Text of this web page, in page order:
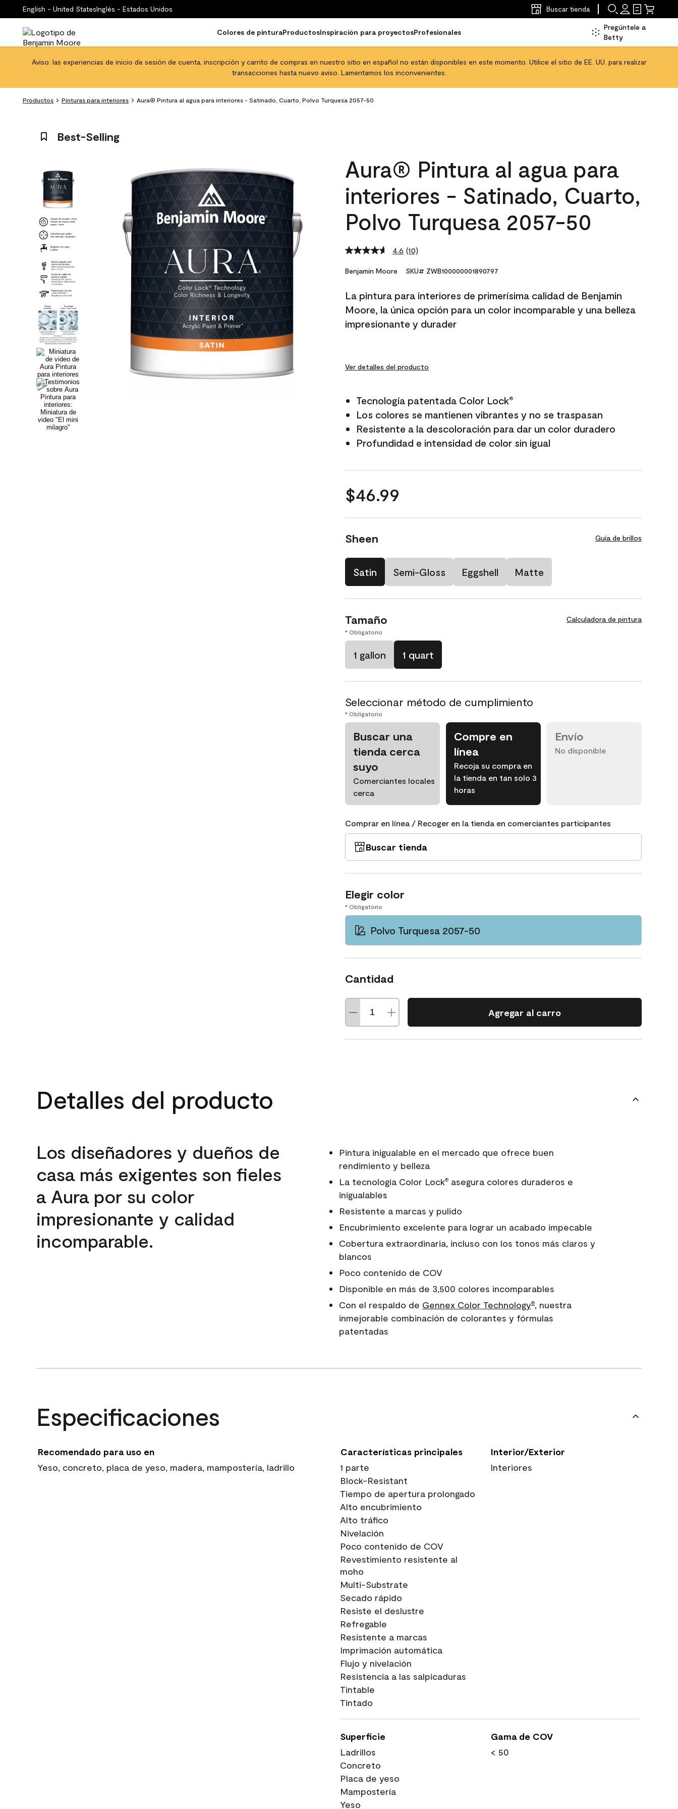
English - United StatesInglés - Estados Unidos Buscar tienda
Colores de pinturaProductosInspiración para proyectosProfesionales
Pregúntele a
Betty
Aviso: las experiencias de inicio de sesión de cuenta, inscripción y carrito de compras en nuestro sitio en español no están disponibles en este momento. Utilice el sitio de EE. UU. para realizar
transacciones hasta nuevo aviso. Lamentamos los inconvenientes.
Productos Pinturas para interiores Aura® Pintura al agua para interiores - Satinado, Cuarto, Polvo Turquesa 2057-50
Best-Selling
Aura® Pintura al agua para
interiores - Satinado, Cuarto,
Polvo Turquesa 2057-50
4.6 Read
Reviews.
link.
(10)
Benjamin Moore SKU# ZWB100000001890797
La pintura para interiores de primerísima calidad de Benjamin
Moore, la única opción para un color incomparable y una belleza
impresionante y durader
Ver detalles del producto
Tecnología patentada Color Lock®
Los colores se mantienen vibrantes y no se traspasan
Resistente a la descoloración para dar un color duradero
Profundidad e intensidad de color sin igual
$46.99
Sheen Guía de brillos
Satin Semi-Gloss Eggshell Matte
Tamaño Calculadora de pintura
* Obligatorio
1 gallon 1 quart
Seleccionar método de cumplimiento
* Obligatorio
Buscar una
tienda cerca
suyo
Comerciantes locales
cerca
Compre en
línea
Recoja su compra en
la tienda en tan solo 3
horas
Envío
No disponible
Comprar en línea / Recoger en la tienda en comerciantes participantes
Buscar tienda
Elegir color
* Obligatorio
Polvo Turquesa 2057-50
Cantidad
Agregar al carro
Detalles del producto
Los diseñadores y dueños de
casa más exigentes son fieles
a Aura por su color
impresionante y calidad
incomparable.
Pintura inigualable en el mercado que ofrece buen
rendimiento y belleza
La tecnología Color Lock®asegura colores duraderos e
inigualables
Resistente a marcas y pulido
Encubrimiento excelente para lograr un acabado impecable
Cobertura extraordinaria, incluso con los tonos más claros y
blancos
Poco contenido de COV
Disponible en más de 3,500 colores incomparables
Con el respaldo de Gennex Color Technology®, nuestra
inmejorable combinación de colorantes y fórmulas
patentadas
Especificaciones
Recomendado para uso en
Yeso, concreto, placa de yeso, madera, mampostería, ladrillo
Características principales
1 parte
Block-Resistant
Tiempo de apertura prolongado
Alto encubrimiento
Alto tráfico
Nivelación
Poco contenido de COV
Revestimiento resistente al
moho
Multi-Substrate
Secado rápido
Resiste el deslustre
Refregable
Resistente a marcas
Imprimación automática
Flujo y nivelación
Resistencia a las salpicaduras
Tintable
Tintado
Interior/Exterior
Interiores
Superficie
Ladrillos
Concreto
Placa de yeso
Mampostería
Yeso
Gama de COV
< 50